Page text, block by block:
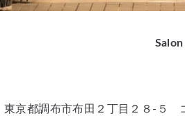
東京都調布市布田２丁目２８-５